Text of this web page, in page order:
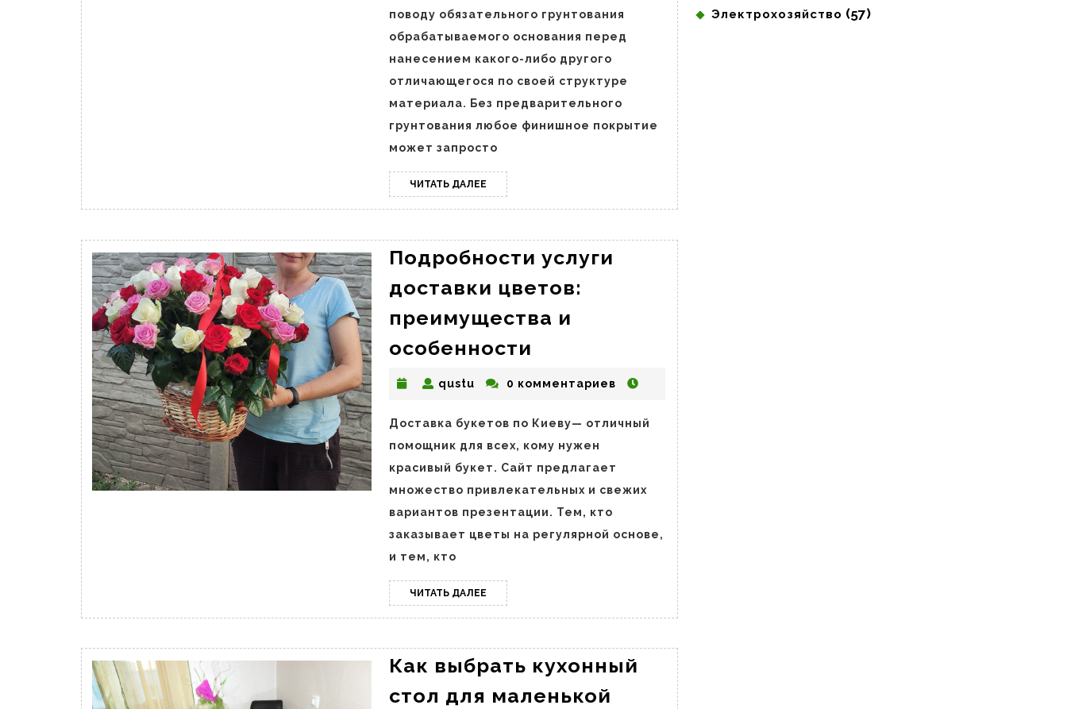
характерные
свойства
поводу обязательного грунтования
обрабатываемого основания перед
нанесением какого-либо другого
отличающегося по своей структуре
материала. Без предварительного
грунтования любое финишное покрытие
может запросто
ЧИТАТЬ ДАЛЕЕ ЧИТАТЬ
ДАЛЕЕ
Подробности услуги
доставки цветов:
преимущества и
особенности Подробности
доставки
цветов:
преимущества
и
особенности
qustu qustu0 комментариев
Доставка букетов по Киеву— отличный
помощник для всех, кому нужен
красивый букет. Сайт предлагает
множество привлекательных и свежих
вариантов презентации. Тем, кто
заказывает цветы на регулярной основе,
и тем, кто
ЧИТАТЬ ДАЛЕЕ ЧИТАТЬ
ДАЛЕЕ
Как выбрать кухонный
стол для маленькой
Электрохозяйство (57)